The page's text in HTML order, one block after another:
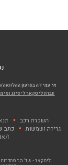
אי עמידה בפרעון
השכרת רכב
גרירה ושמשות
כתב
ו/
ליסקאר - שד' ההסתדרות 72, מפרץ חיפה